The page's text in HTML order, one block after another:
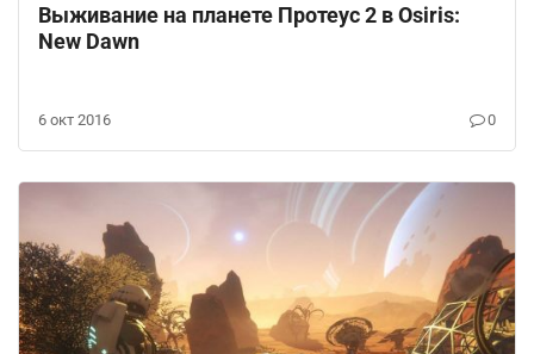
Выживание на планете Протеус 2 в Osiris:
New Dawn
6 окт 2016 0